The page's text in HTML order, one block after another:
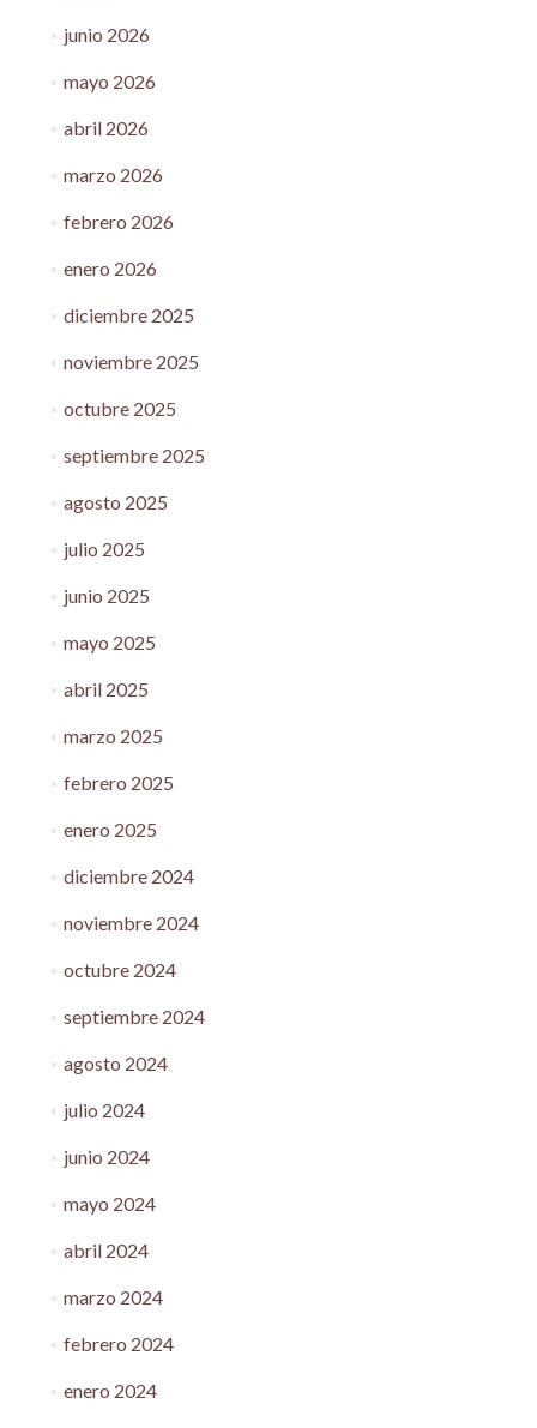
junio 2026
mayo 2026
abril 2026
marzo 2026
febrero 2026
enero 2026
diciembre 2025
noviembre 2025
octubre 2025
septiembre 2025
agosto 2025
julio 2025
junio 2025
mayo 2025
abril 2025
marzo 2025
febrero 2025
enero 2025
diciembre 2024
noviembre 2024
octubre 2024
septiembre 2024
agosto 2024
julio 2024
junio 2024
mayo 2024
abril 2024
marzo 2024
febrero 2024
enero 2024